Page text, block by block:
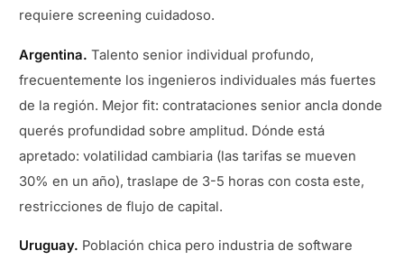
requiere screening cuidadoso.
Argentina. Talento senior individual profundo,
frecuentemente los ingenieros individuales más fuertes
de la región. Mejor fit: contrataciones senior ancla donde
querés profundidad sobre amplitud. Dónde está
apretado: volatilidad cambiaria (las tarifas se mueven
30% en un año), traslape de 3-5 horas con costa este,
restricciones de flujo de capital.
Uruguay. Población chica pero industria de software